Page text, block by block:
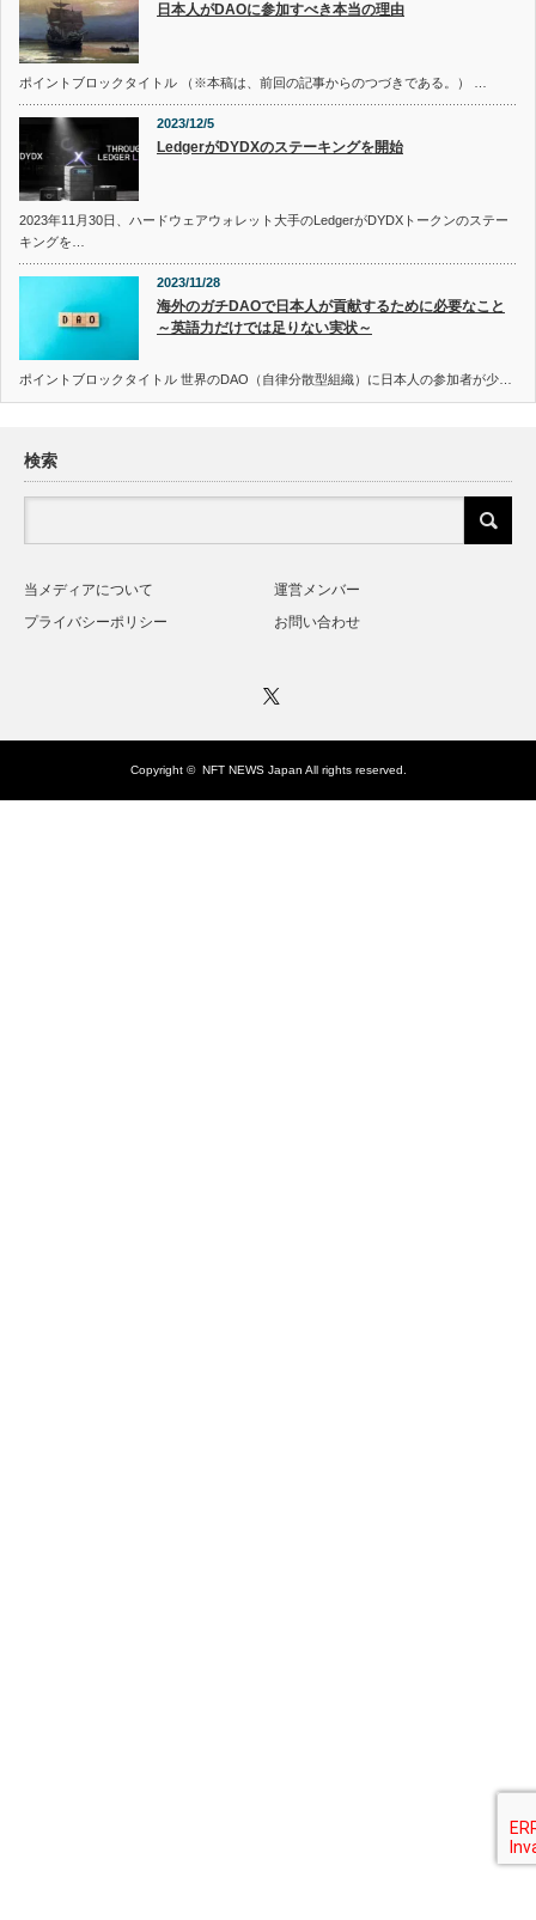
日本人がDAOに参加すべき本当の理由
ポイントブロックタイトル （※本稿は、前回の記事からのつづきである。） …
2023/12/5
LedgerがDYDXのステーキングを開始
2023年11月30日、ハードウェアウォレット大手のLedgerがDYDXトークンのステー
キングを…
2023/11/28
海外のガチDAOで日本人が貢献するために必要なこと
～英語力だけでは足りない実状～
ポイントブロックタイトル 世界のDAO（自律分散型組織）に日本人の参加者が少…
検索
当メディアについて
運営メンバー
プライバシーポリシー
お問い合わせ
Copyright © NFT NEWS Japan All rights reserved.